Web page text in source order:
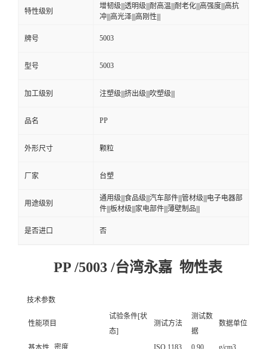
特性级别
增韧级|||透明级|||耐高温|||耐老化|||高强度|||高抗
冲|||高光泽|||高刚性|||
牌号 5003
型号 5003
加工级别 注塑级|||挤出级|||吹塑级|||
品名 PP
外形尺寸 颗粒
厂家 台塑
用途级别
通用级|||食品级|||汽车部件|||管材级|||电子电器部
件|||板材级|||家电部件|||薄壁制品|||
是否进口 否
PP /5003 /台湾永嘉 物性表
技术参数
性能项目
试验条件[状
态]
测试方法
测试数
据
数据单位
密度 ISO 1183 0.90 g/cm3